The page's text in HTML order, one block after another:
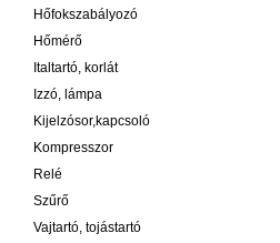
Hőfokszabályozó
Hőmérő
Italtartó, korlát
Izzó, lámpa
Kijelzósor,kapcsoló
Kompresszor
Relé
Szűrő
Vajtartó, tojástartó